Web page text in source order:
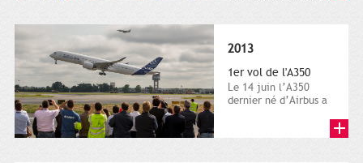
2013
1er vol de l'A350
Le 14 juin l’A350
dernier né d’Airbus a